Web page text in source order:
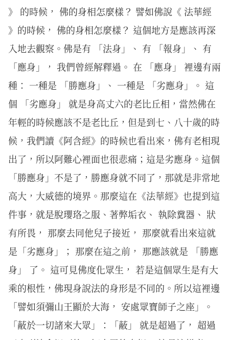
》 的時候， 佛的身相怎麼樣？ 譬如佛說《 法華經
》的時候， 佛的身相怎麼樣？ 這個地方是應該再深
入地去觀察。佛是有 「法身」、 有 「報身」、 有
「應身」， 我們曾經解釋過。 在 「應身」 裡邊有兩
種： 一種是 「勝應身」、 一種是 「劣應身」。 這
個 「劣應身」 就是身高丈六的老比丘相，當然佛在
年輕的時候應該不是老比丘，但是到七、八十歲的時
候，我們讀《阿含經》的時候也看出來，佛有老相現
出了，所以阿難心裡面也很悲痛；這是劣應身。這個
「勝應身」不是了，勝應身就不同了，那就是非常地
高大，大威德的境界。那麼這在《法華經》也提到這
件事，就是脫瓔珞之服、著弊垢衣、 執除糞器、 狀
有所畏， 那麼去同他兒子接近， 那麼就看出來這就
是「劣應身」； 那麼在這之前， 那應該就是 「勝應
身」 了。 這可見佛度化眾生， 若是這個眾生是有大
乘的根性，佛現身說法的身形是不同的。所以這裡邊
「譬如須彌山王顯於大海， 安處眾寶師子之座」。
「蔽於一切諸來大眾」：「蔽」 就是超過了， 超過